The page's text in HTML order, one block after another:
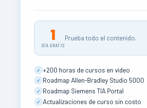
1
DÍA GRATIS
Prueba todo el contenido.
✓ +200 horas de cursos en video
✓ Roadmap Allen-Bradley Studio 5000
✓ Roadmap Siemens TIA Portal
✓ Actualizaciones de curso sin costo